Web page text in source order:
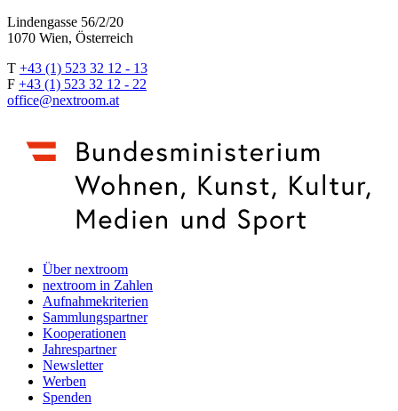
Lindengasse 56/2/20
1070 Wien, Österreich
T +43 (1) 523 32 12 - 13
F +43 (1) 523 32 12 - 22
office@nextroom.at
Über nextroom
nextroom in Zahlen
Aufnahmekriterien
Sammlungspartner
Kooperationen
Jahrespartner
Newsletter
Werben
Spenden